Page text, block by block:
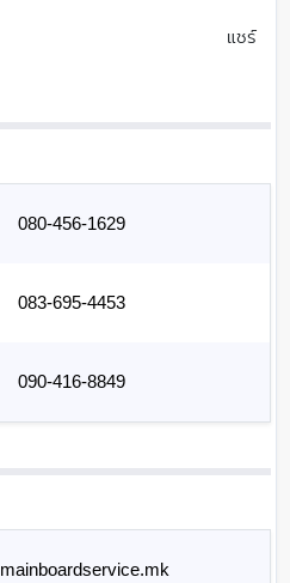
แชร์
080-456-1629
083-695-4453
090-416-8849
mainboardservice.mk